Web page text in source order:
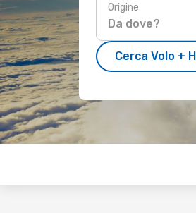
Origine
Cerca Volo +